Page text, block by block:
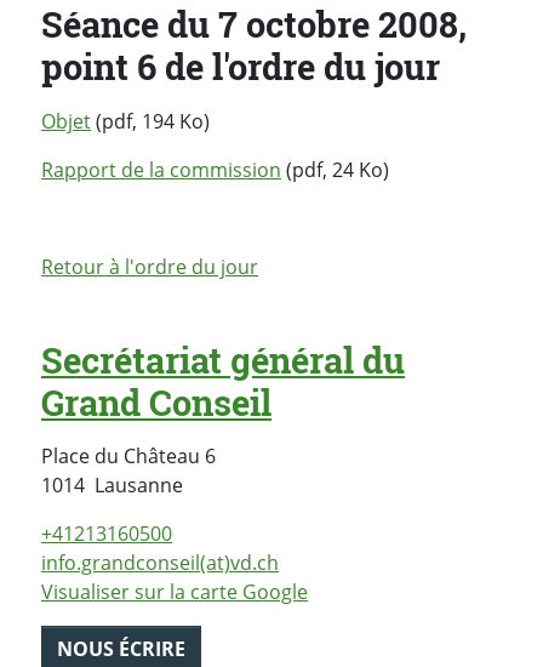
Séance du 7 octobre 2008,
point 6 de l'ordre du jour
Objet(pdf, 194 Ko)
Rapport de la commission (pdf, 24 Ko)
Retour à l'ordre du jour
Secrétariat général du
Grand Conseil
Place du Château 6
1014 LausanneSuisse
+41213160500
info.grandconseil(at)vd.ch
Visualiser sur la carte Google
NOUS ÉCRIRE